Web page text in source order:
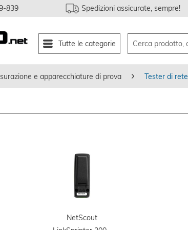
839 Spedizioni assicurate, sempre!
Tutte le categorie
e apparecchiature di prova Tester di rete
NetScout